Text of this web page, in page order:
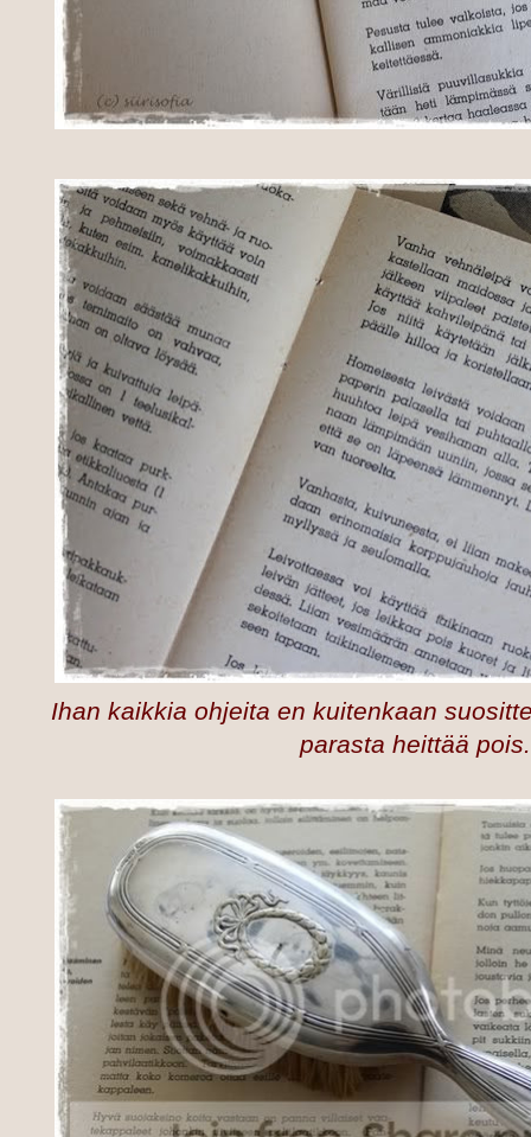
Ihan kaikkia ohjeita en kuitenkaan
parasta heittää pois.